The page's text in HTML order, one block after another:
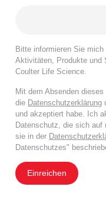
Bitte informieren Sie
Aktivitäten, Produkte und
Coulter Life Science.
Mit dem Absenden
die Datenschutzerklärung
und akzeptiert habe. Ich
Datenschutz, die sich auf
sie in der
Datenschutzes"
Einreichen